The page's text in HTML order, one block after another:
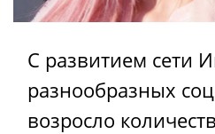
С развитием сети
разнообразных
возросло